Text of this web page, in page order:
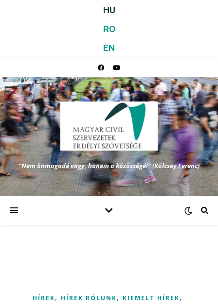
HU
RO
EN
"Nem önmagadé vagy, hanem a közösségé!" (Kölcsey Ferenc)
HÍREK, HÍREK RÓLUNK, KIEMELT HÍREK,